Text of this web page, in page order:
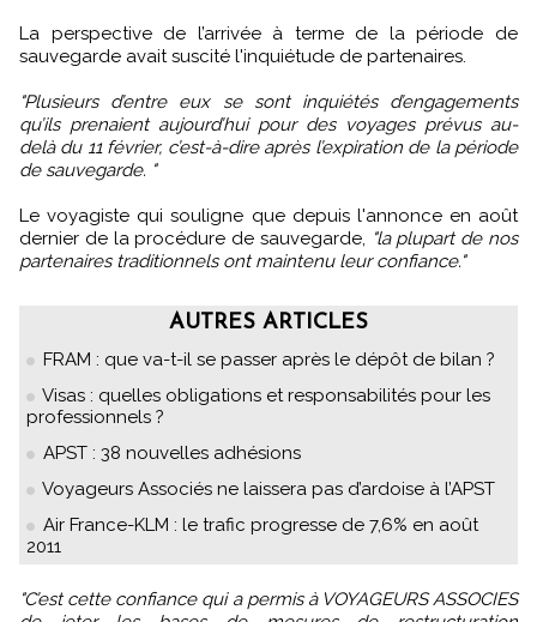
La perspective de l’arrivée à terme de la période de
sauvegarde avait suscité l'inquiétude de partenaires.
"Plusieurs d’entre eux se sont inquiétés d’engagements
qu’ils prenaient aujourd’hui pour des voyages prévus au-
delà du 11 février, c’est-à-dire après l’expiration de la période
de sauvegarde. "
Le voyagiste qui souligne que depuis l'annonce en août
dernier de la procédure de sauvegarde, "la plupart de nos
partenaires traditionnels ont maintenu leur confiance."
AUTRES ARTICLES
FRAM : que va-t-il se passer après le dépôt de bilan ?
Visas : quelles obligations et responsabilités pour les
professionnels ?
APST : 38 nouvelles adhésions
Voyageurs Associés ne laissera pas d’ardoise à l’APST
Air France-KLM : le trafic progresse de 7,6% en août
2011
"C’est cette confiance qui a permis à VOYAGEURS ASSOCIES